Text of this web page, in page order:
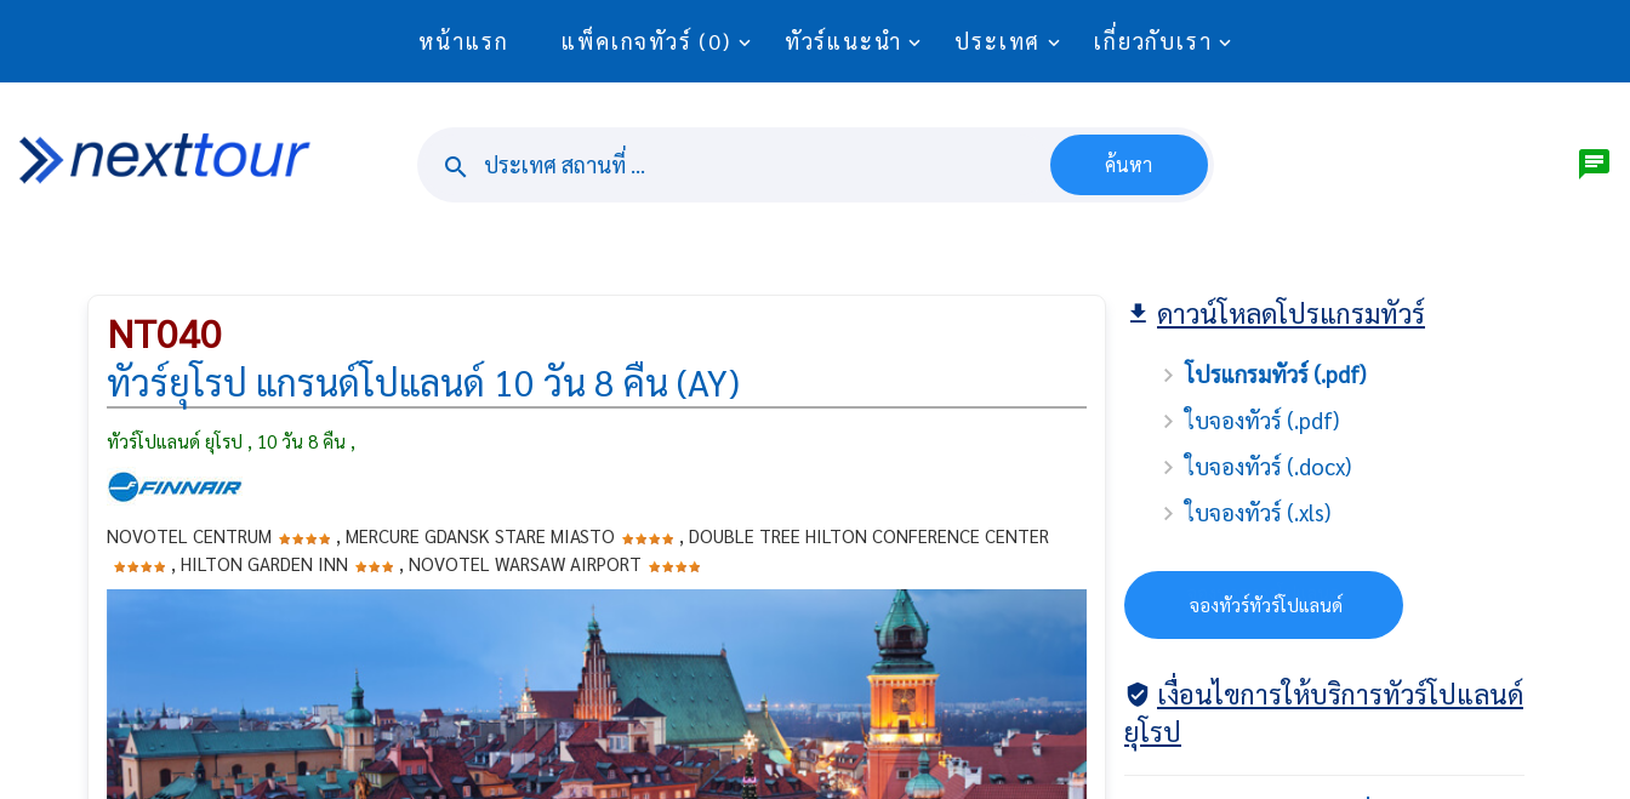
หน้าแรก แพ็คเกจทัวร์ (0) ทัวร์แนะนำ ประเทศ เกี่ยวกับเรา
ประเทศ สถานที่ ... ค้นหา
NT040
ทัวร์ยุโรป แกรนด์โปแลนด์ 10 วัน 8 คืน (AY)
ทัวร์โปแลนด์ ยุโรป , 10 วัน 8 คืน ,
NOVOTEL CENTRUM , MERCURE GDANSK STARE MIASTO
, DOUBLE TREE HILTON CONFERENCE CENTER
, HILTON GARDEN INN
, NOVOTEL WARSAW AIRPORT
ดาวน์โหลดโปรแกรมทัวร์
โปรแกรมทัวร์ (.pdf)
ใบจองทัวร์ (.pdf)
ใบจองทัวร์ (.docx)
ใบจองทัวร์ (.xls)
ทว รทว รโปแ ด
จองทัวร์ทัวร์โปแลนด์
เงื่อนไขการให้บริการทัวร์โปแลนด์
ยุโรป